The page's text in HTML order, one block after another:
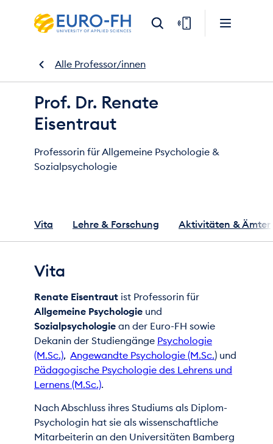
Alle Professor/innen
Prof. Dr. Renate
Eisentraut
Professorin für Allgemeine Psychologie &
Sozialpsychologie
Vita Lehre & Forschung Aktivitäten & Ämter
Vita
Renate Eisentraut ist Professorin für
Allgemeine Psychologie und
Sozialpsychologie an der Euro-FH sowie
Dekanin der Studiengänge Psychologie
(M.Sc.), Angewandte Psychologie (M.Sc.) und
Pädagogische Psychologie des Lehrens und
Lernens (M.Sc.).
Nach Abschluss ihres Studiums als Diplom-
Psychologin hat sie als wissenschaftliche
Mitarbeiterin an den Universitäten Bamberg